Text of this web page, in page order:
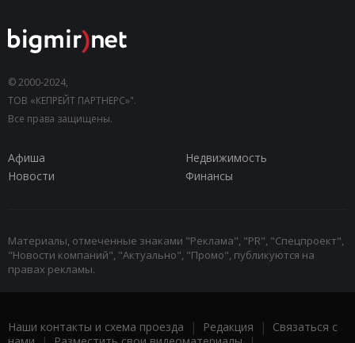
© 2000-2024,
ТОВ «КЕПРЕЙТ ПАРТНЕРС»".
Все права защищены.
Афиша
Недвижимость
Новости
Финансы
Материалы, отмеченные знаками "Реклама", "PR", "Спецпроект",
"Новости компаний", "Актуально", "Промо", публикуются на
правах рекламы.
Наши контакты и схема проезда | Редакция | Связаться с